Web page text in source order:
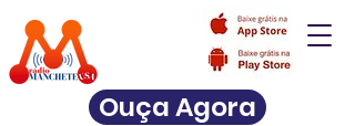
Ouça Agora